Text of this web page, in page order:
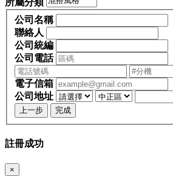
所屬分類
公司名稱
聯絡人
公司統編
公司電話
電子信箱
公司地址
上一步 完成
註冊成功
×